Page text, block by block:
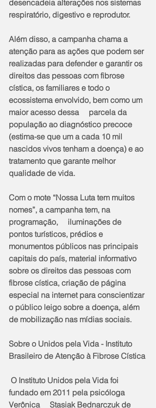
desencadeia alterações nos sistemas
respiratório, digestivo e reprodutor.
Além disso, a campanha chama a
atenção para as ações que podem ser
realizadas para defender e garantir os
direitos das pessoas com fibrose
cística, os familiares e todo o
ecossistema envolvido, bem como um
maior acesso dessa     parcela da
população ao diagnóstico precoce
(estima-se que um a cada 10 mil
nascidos vivos tenham a doença) e ao
tratamento que garante melhor
qualidade de vida.
Com o mote “Nossa Luta tem muitos
nomes”, a campanha tem, na
programação,     iluminações de
pontos turísticos, prédios e
monumentos públicos nas principais
capitais do país, material informativo
sobre os direitos das pessoas com
fibrose cística, criação de página
especial na internet para conscientizar
o público leigo sobre a doença, além
de mobilização nas mídias sociais.
Sobre o Unidos pela Vida - Instituto
Brasileiro de Atenção à Fibrose Cística
fundado em 2011 pela psicóloga
Verônica     Stasiak Bednarczuk de